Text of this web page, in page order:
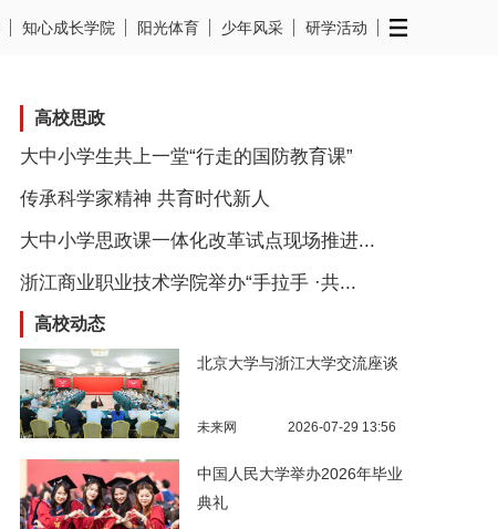
知心成长学院 阳光体育 少年风采 研学活动
高校思政
大中小学生共上一堂“行走的国防教育课”
传承科学家精神 共育时代新人
大中小学思政课一体化改革试点现场推进...
浙江商业职业技术学院举办“手拉手 ·共...
高校动态
北京大学与浙江大学交流座谈
未来网 2026-07-29 13:56
中国人民大学举办2026年毕业
典礼